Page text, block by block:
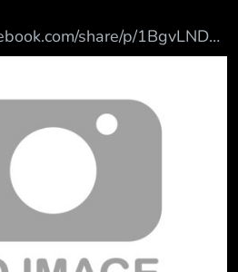
share/p/1BgvLNDXz
XwswiYK.png
似乎打算繞過這段來管 先把
虐待的一種，再來用刑法235
刑法》第235條規範的是散布
全國法規資料庫，該條文規定
賣、公然陳列或以他法供人觀
字、圖畫、聲音、影像 或其